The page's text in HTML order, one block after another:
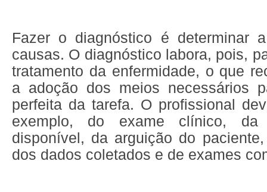
Fazer o diagnóstico é determinar
causas. O diagnóstico labora, pois,
tratamento da enfermidade, o que
a adoção dos meios necessários
perfeita da tarefa. O profissional
exemplo, do exame clínico, da
disponível, da arguição do
dos dados coletados e de exames